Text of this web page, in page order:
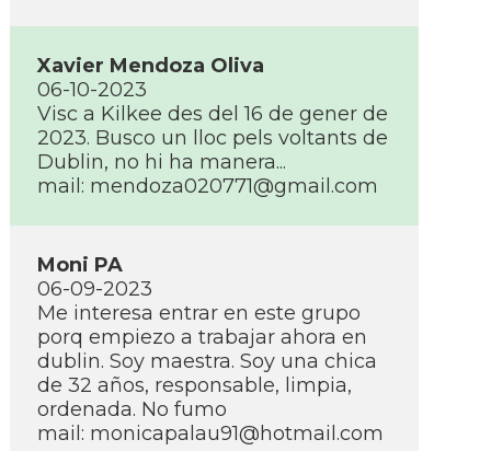
Xavier Mendoza Oliva
06-10-2023
Visc a Kilkee des del 16 de gener de
2023. Busco un lloc pels voltants de
Dublin, no hi ha manera...
mail: mendoza020771@gmail.com
Moni PA
06-09-2023
Me interesa entrar en este grupo
porq empiezo a trabajar ahora en
dublin. Soy maestra. Soy una chica
de 32 años, responsable, limpia,
ordenada. No fumo
mail: monicapalau91@hotmail.com